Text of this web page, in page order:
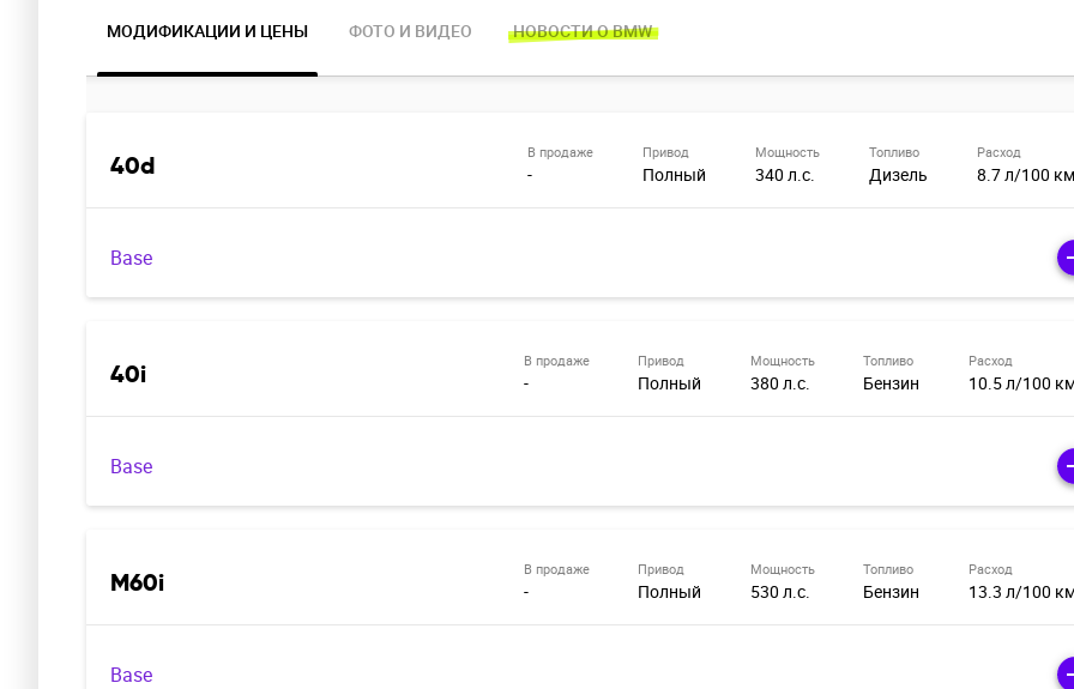
МОДИФИКАЦИИ И ЦЕНЫ ФОТО И ВИДЕО НОВОСТИ О BMW
40d В продаже
-
Привод
Полный
Мощность
340 л.с.
Топливо
Дизель
Расход
8.7 л/100 км
Base
40i В продаже
-
Привод
Полный
Мощность
380 л.с.
Топливо
Бензин
Расход
10.5 л/100
Base
M60i В продаже
-
Привод
Полный
Мощность
530 л.с.
Топливо
Бензин
Расход
13.3 л/100
Base